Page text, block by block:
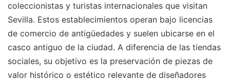
coleccionistas y turistas internacionales que visitan
Sevilla. Estos establecimientos operan bajo licencias
de comercio de antigüedades y suelen ubicarse en el
casco antiguo de la ciudad. A diferencia de las tiendas
sociales, su objetivo es la preservación de piezas de
valor histórico o estético relevante de diseñadores